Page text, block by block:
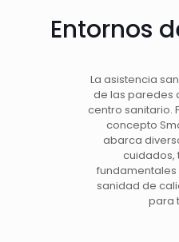
Entornos
La asistencia
de las paredes
centro sanitario.
concepto
abarca
cuidados,
sanidad de
para